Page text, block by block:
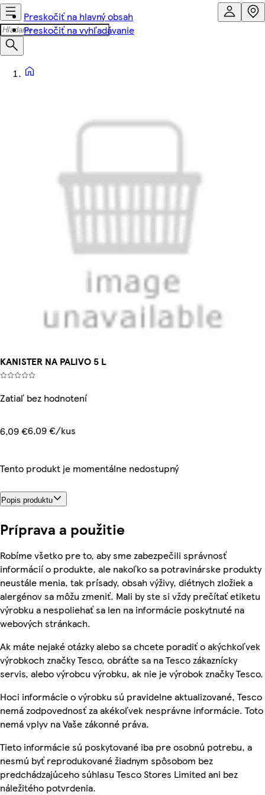
Preskočiť na hlavný obsah
Preskočiť na vyhľadávanie
KANISTER NA PALIVO 5 L
Zatiaľ bez hodnotení
6,09 €6,09 €/kus
Tento produkt je momentálne nedostupný
Popis produktu
Príprava a použitie
Robíme všetko pre to, aby sme zabezpečili správnosť
informácií o produkte, ale nakoľko sa potravinárske produkty
neustále menia, tak prísady, obsah výživy, diétnych zložiek a
alergénov sa môžu zmeniť. Mali by ste si vždy prečítať etiketu
výrobku a nespoliehať sa len na informácie poskytnuté na
webových stránkach.
Ak máte nejaké otázky alebo sa chcete poradiť o akýchkoľvek
výrobkoch značky Tesco, obráťte sa na Tesco zákaznícky
servis, alebo výrobcu výrobku, ak nie je výrobok značky Tesco.
Hoci informácie o výrobku sú pravidelne aktualizované, Tesco
nemá zodpovednosť za akékoľvek nesprávne informácie. Toto
nemá vplyv na Vaše zákonné práva.
Tieto informácie sú poskytované iba pre osobnú potrebu, a
nesmú byť reprodukované žiadnym spôsobom bez
predchádzajúceho súhlasu Tesco Stores Limited ani bez
náležitého potvrdenia.